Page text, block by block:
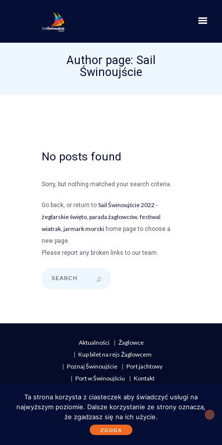
Author page: Sail
Świnoujście
No posts found
Sorry, but nothing matched your search criteria.
Go back, or return to Sail Świnoujście 2022 -
żeglarskie święto, parada żaglowców, festiwal
wiatrak, jarmark morski home page to choose a
new page.
Please report any broken links to our team.
Aktualności
Żaglowce
Kup bilet na rejs Żaglowcem
Poznaj Świnoujście
Port jachtowy
Port w Świnoujściu
Kontakt
Sai Świnoujście © 2008 All Rights Reserved
Ta strona korzysta z ciasteczek aby świadczyć usługi na
najwyższym poziomie. Dalsze korzystanie ze strony oznacza,
że zgadzasz się na ich użycie.
ZGODA